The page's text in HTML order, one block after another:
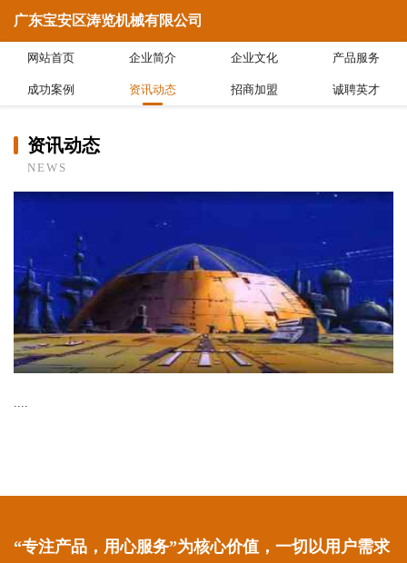
广东宝安区涛览机械有限公司
网站首页 企业简介 企业文化 产品服务
成功案例 资讯动态 招商加盟 诚聘英才
资讯动态
NEWS
....
“专注产品，用心服务”为核心价值，一切以用户需求